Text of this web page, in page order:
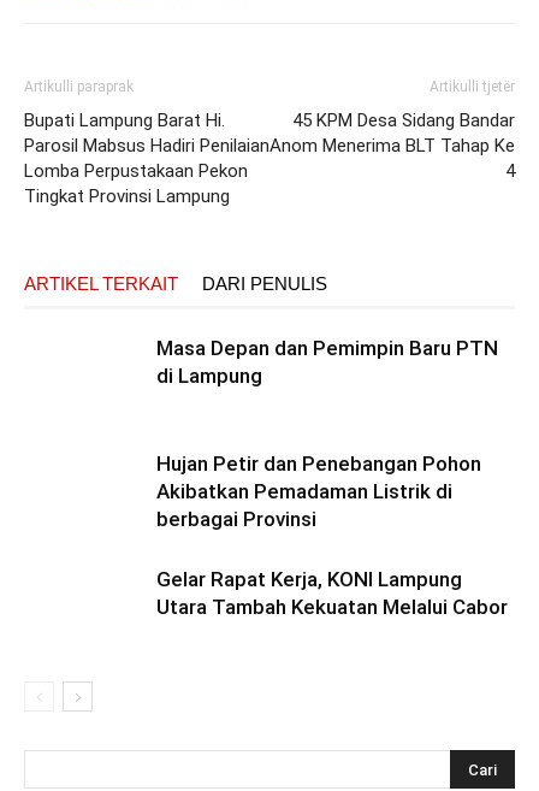
Artikulli paraprak
Bupati Lampung Barat Hi.
Parosil Mabsus Hadiri Penilaian
Lomba Perpustakaan Pekon
Tingkat Provinsi Lampung
Artikulli tjetër
45 KPM Desa Sidang Bandar
Anom Menerima BLT Tahap Ke
4
ARTIKEL TERKAIT DARI PENULIS
Masa Depan dan Pemimpin Baru PTN
di Lampung
Hujan Petir dan Penebangan Pohon
Akibatkan Pemadaman Listrik di
berbagai Provinsi
Gelar Rapat Kerja, KONI Lampung
Utara Tambah Kekuatan Melalui Cabor